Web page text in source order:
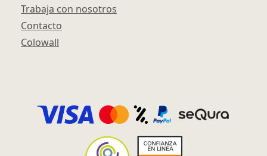
Trabaja con nosotros
Contacto
Colowall